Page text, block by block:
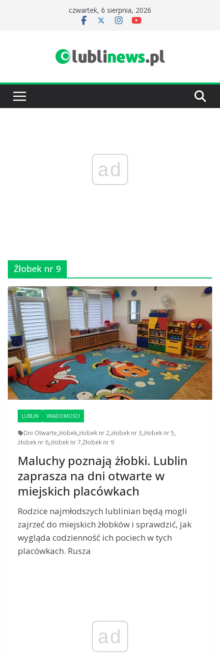
czwartek, 6 sierpnia, 2026
ad
Żłobek nr 9
LUBLIN WIADOMOŚCI
Dni Otwarte,żłobek,żłobek nr 2,żłobek nr 3,żłobek nr 5,
żłobek nr 6,żłobek nr 7,Żłobek nr 9
Maluchy poznają żłobki. Lublin
zaprasza na dni otwarte w
miejskich placówkach
Rodzice najmłodszych lublinian będą mogli
zajrzeć do miejskich żłobków i sprawdzić, jak
wygląda codzienność ich pociech w tych
placówkach. Rusza
ad